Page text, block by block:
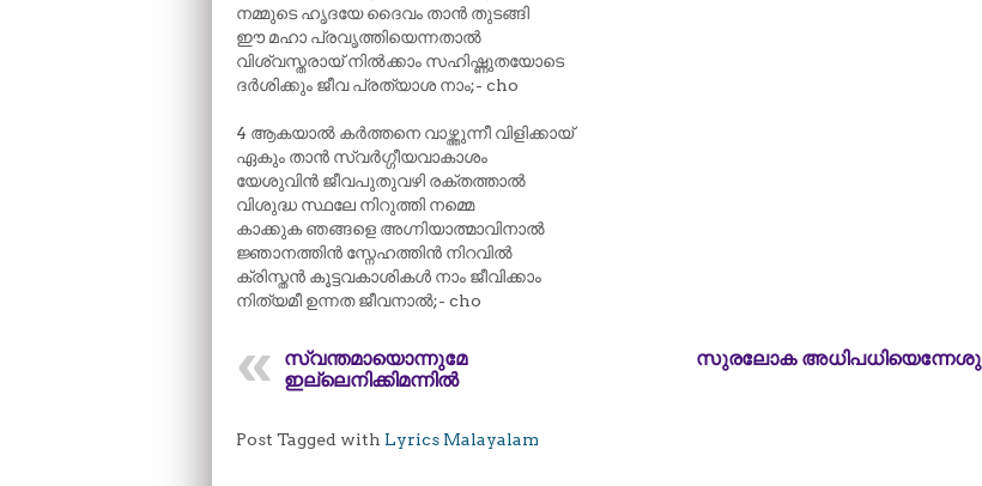
നമ്മുടെ ഹൃദയേ ദൈവം താൻ തുടങ്ങി
ഈ മഹാ പ്രവൃത്തിയെന്നതാൽ
വിശ്വസ്തരായ് നിൽക്കാം സഹിഷ്ണുതയോടെ
ദർശിക്കും ജീവ പ്രത്യാശ നാം;- cho
4 ആകയാൽ കർത്തനെ വാഴ്ത്തുന്നീ വിളിക്കായ്‌
ഏകും താൻ സ്വർഗ്ഗീയവാകാശം
യേശുവിൻ ജീവപുതുവഴി രക്തത്താൽ
വിശുദ്ധ സ്ഥലേ നിറുത്തി നമ്മെ
കാക്കുക ഞങ്ങളെ അഗ്നിയാത്മാവിനാൽ
ജ്ഞാനത്തിൻ സ്നേഹത്തിൻ നിറവിൽ
ക്രിസ്തൻ കൂട്ടവകാശികൾ നാം ജീവിക്കാം
നിത്യമീ ഉന്നത ജീവനാൽ;- cho
സ്വന്തമായൊന്നുമേ
ഇല്ലെനിക്കിമന്നിൽ
സുരലോക അധിപധിയെന്നേശു
Post Tagged with Lyrics Malayalam